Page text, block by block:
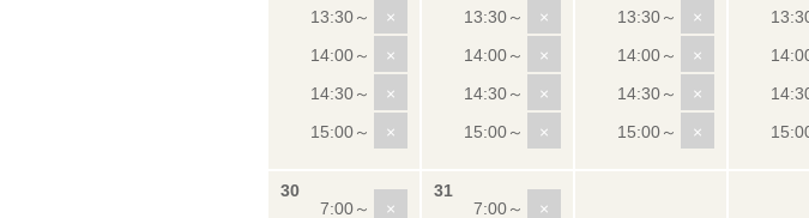
×
×
×
×
×
×
×
×
×
×
×
×
×
×